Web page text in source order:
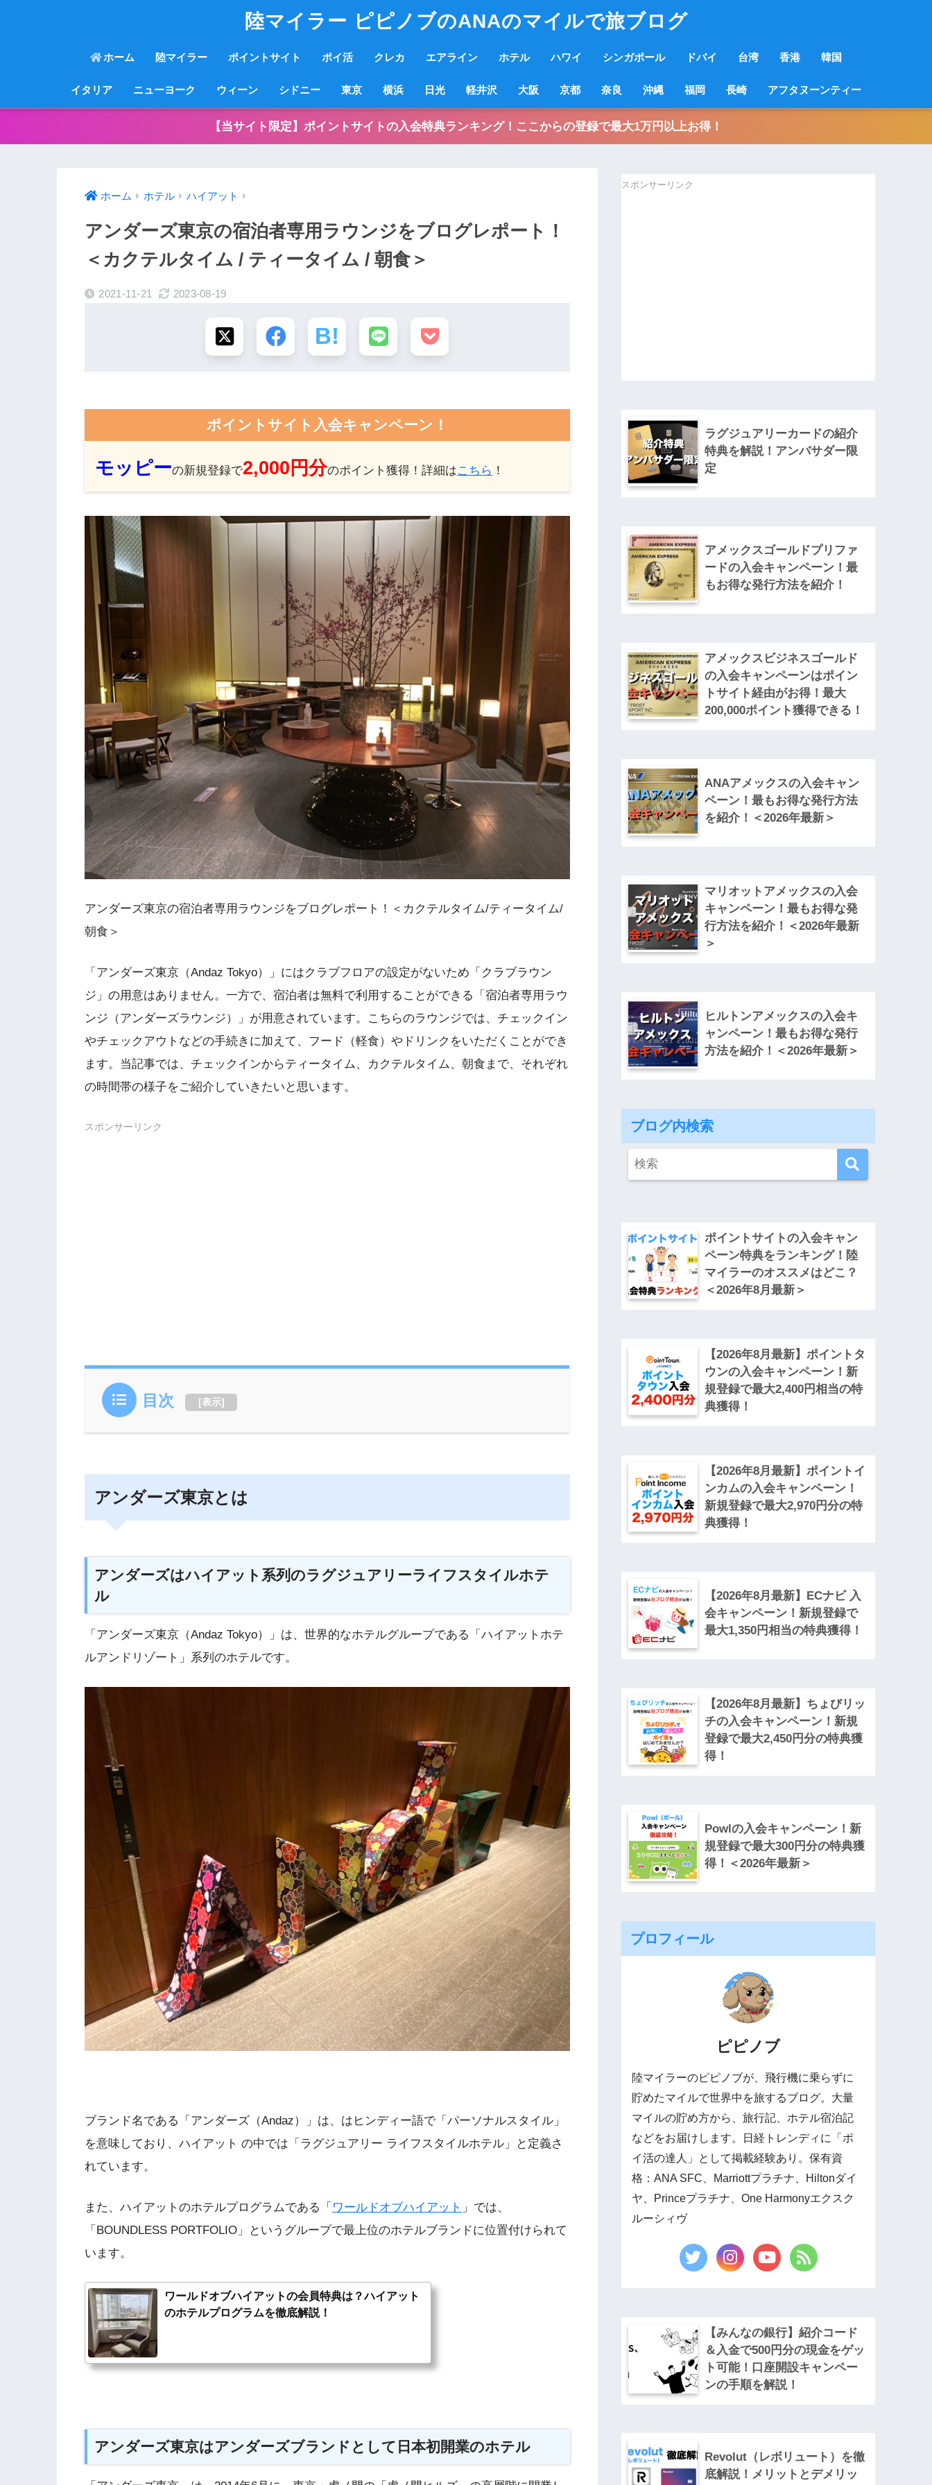
陸マイラー ピピノブのANAのマイルで旅ブログ
ホーム 陸マイラー ポイントサイト ポイ活 クレカ エアライン ホテル ハワイ シンガポール ドバイ 台湾 香港 韓国
イタリア ニューヨーク ウィーン シドニー 東京 横浜 日光 軽井沢 大阪 京都 奈良 沖縄 福岡 長崎 アフタヌーンティー
【当サイト限定】ポイントサイトの入会特典ランキング！ここからの登録で最大1万円以上お得！
ホーム ホテル ハイアット
アンダーズ東京の宿泊者専用ラウンジをブログレポート！
＜カクテルタイム / ティータイム / 朝食＞
2021-11-21 2023-08-19
ポイントサイト入会キャンペーン！
モッピーの新規登録で2,000円分のポイント獲得！詳細はこちら ！
アンダーズ東京の宿泊者専用ラウンジをブログレポート！＜カクテルタイム/ティータイム/
朝食＞
「アンダーズ東京（Andaz Tokyo）」にはクラブフロアの設定がないため「クラブラウン
ジ」の用意はありません。一方で、宿泊者は無料で利用することができる「宿泊者専用ラウ
ンジ（アンダーズラウンジ）」が用意されています。こちらのラウンジでは、チェックイン
やチェックアウトなどの手続きに加えて、フード（軽食）やドリンクをいただくことができ
ます。当記事では、チェックインからティータイム、カクテルタイム、朝食まで、それぞれ
の時間帯の様子をご紹介していきたいと思います。
スポンサーリンク
目次 [表示]
アンダーズ東京とは
アンダーズはハイアット系列のラグジュアリーライフスタイルホテ
ル
「アンダーズ東京（Andaz Tokyo）」は、世界的なホテルグループである「ハイアットホテ
ルアンドリゾート」系列のホテルです。
ブランド名である「アンダーズ（Andaz）」は、はヒンディー語で「パーソナルスタイル」
を意味しており、ハイアット の中では「ラグジュアリー ライフスタイルホテル」と定義さ
れています。
また、ハイアットのホテルプログラムである「 ワールドオブハイアット 」では、
「BOUNDLESS PORTFOLIO」というグループで最上位のホテルブランドに位置付けられて
います。
ワールドオブハイアットの会員特典は？ハイアット
のホテルプログラムを徹底解説！
アンダーズ東京はアンダーズブランドとして日本初開業のホテル
スポンサーリンク
ラグジュアリーカードの紹介
特典を解説！アンバサダー限
定
アメックスゴールドプリファ
ードの入会キャンペーン！最
もお得な発行方法を紹介！
アメックスビジネスゴールド
の入会キャンペーンはポイン
トサイト経由がお得！最大
200,000ポイント獲得できる！
ANAアメックスの入会キャン
ペーン！最もお得な発行方法
を紹介！＜2026年最新＞
マリオットアメックスの入会
キャンペーン！最もお得な発
行方法を紹介！＜2026年最新
＞
ヒルトンアメックスの入会キ
ャンペーン！最もお得な発行
方法を紹介！＜2026年最新＞
ブログ内検索
ポイントサイトの入会キャン
ペーン特典をランキング！陸
マイラーのオススメはどこ？
＜2026年8月最新＞
【2026年8月最新】ポイントタ
ウンの入会キャンペーン！新
規登録で最大2,400円相当の特
典獲得！
【2026年8月最新】ポイントイ
ンカムの入会キャンペーン！
新規登録で最大2,970円分の特
典獲得！
【2026年8月最新】ECナビ 入
会キャンペーン！新規登録で
最大1,350円相当の特典獲得！
【2026年8月最新】ちょびリッ
チの入会キャンペーン！新規
登録で最大2,450円分の特典獲
得！
Powlの入会キャンペーン！新
規登録で最大300円分の特典獲
得！＜2026年最新＞
プロフィール
ピピノブ
陸マイラーのピピノブが、飛行機に乗らずに
貯めたマイルで世界中を旅するブログ。大量
マイルの貯め方から、旅行記、ホテル宿泊記
などをお届けします。日経トレンディに「ポ
イ活の達人」として掲載経験あり。保有資
格：ANA SFC、Marriottプラチナ、Hiltonダイ
ヤ、Princeプラチナ、One Harmonyエクスク
ルーシィヴ
【みんなの銀行】紹介コード
＆入金で500円分の現金をゲッ
ト可能！口座開設キャンペー
ンの手順を解説！
Revolut（レボリュート）を徹
底解説！メリットとデメリッ